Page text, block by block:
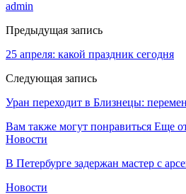
admin
Предыдущая запись
25 апреля: какой праздник сегодня
Следующая запись
Уран переходит в Близнецы:
Вам также могут понравиться Еще
Новости
В Петербурге задержан мастер с
Новости